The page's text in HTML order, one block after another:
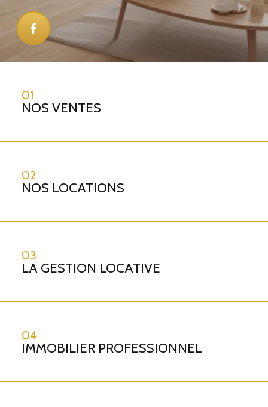
01
NOS VENTES
02
NOS LOCATIONS
03
LA GESTION LOCATIVE
04
IMMOBILIER PROFESSIONNEL